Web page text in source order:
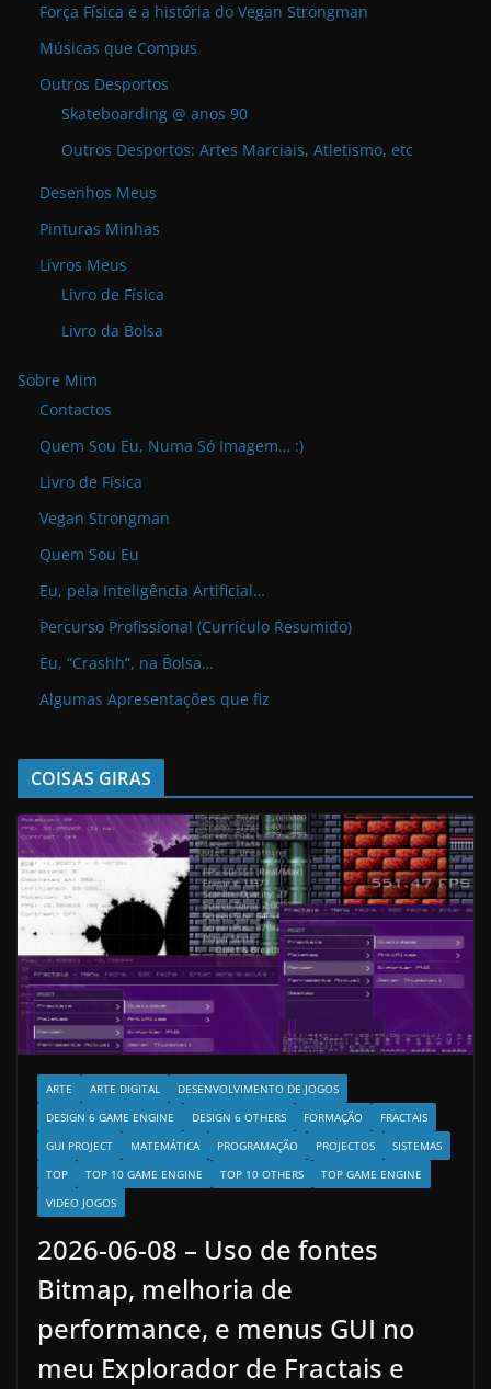
Força Física e a história do Vegan Strongman
Músicas que Compus
Outros Desportos
Skateboarding @ anos 90
Outros Desportos: Artes Marciais, Atletismo, etc
Desenhos Meus
Pinturas Minhas
Livros Meus
Livro de Física
Livro da Bolsa
Sobre Mim
Contactos
Quem Sou Eu, Numa Só Imagem… :)
Livro de Física
Vegan Strongman
Quem Sou Eu
Eu, pela Inteligência Artificial…
Percurso Profissional (Currículo Resumido)
Eu, “Crashh”, na Bolsa…
Algumas Apresentações que fiz
COISAS GIRAS
ARTE ARTE DIGITAL
DESENVOLVIMENTO DE JOGOS
DESIGN 6 GAME ENGINE
DESIGN 6 OTHERS FORMAÇÃO
FRACTAIS
GUI PROJECT
MATEMÁTICA PROGRAMAÇÃO PROJECTOS
SISTEMAS
TOP
TOP 10 GAME ENGINE TOP 10 OTHERS
TOP GAME ENGINE
VIDEO JOGOS
2026-06-08 – Uso de fontes
Bitmap, melhoria de
performance, e menus GUI no
meu Explorador de Fractais e